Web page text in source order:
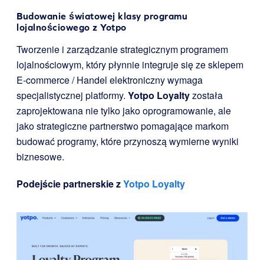
Budowanie światowej klasy programu
lojalnościowego z Yotpo
Tworzenie i zarządzanie strategicznym programem
lojalnościowym, który płynnie integruje się ze sklepem
E-commerce / Handel elektroniczny wymaga
specjalistycznej platformy. Yotpo Loyaltyzostała
zaprojektowana nie tylko jako oprogramowanie, ale
jako strategiczne partnerstwo pomagające markom
budować programy, które przynoszą wymierne wyniki
biznesowe.
Podejście partnerskie zYotpo Loyalty